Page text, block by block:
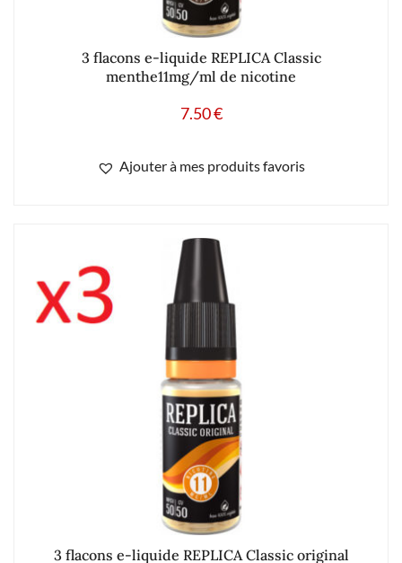
3 flacons e-liquide REPLICA Classic
menthe11mg/ml de nicotine
7.50€
Ajouter à mes produits favoris
3 flacons e-liquide REPLICA Classic original